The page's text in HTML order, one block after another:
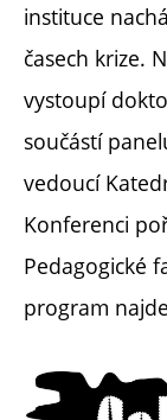
instituce
časech krize.
vystoupí
součástí
vedoucí
Konferenci
Pedagogické
program